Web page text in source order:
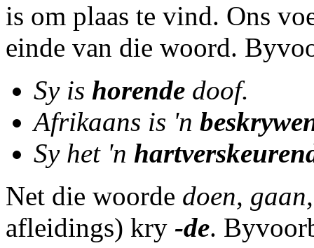
is om plaas te vind. Ons
einde van die woord.
Sy is horende doof.
Afrikaans is 'n
Sy het 'n
Net die woorde doen,
afleidings) kry -de.